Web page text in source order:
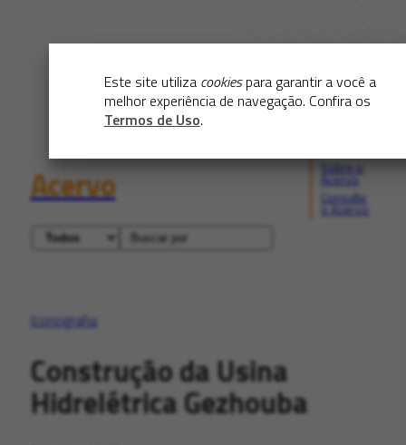
Este site utiliza cookiespara garantir a você a
melhor experiência de navegação. Confira os
Termos de Uso.
Acervo
Consulte
Iconografia
Construção da Usina
Hidrelétrica Gezhouba